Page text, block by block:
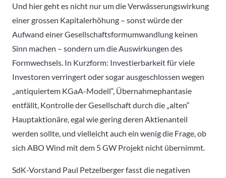
Und hier geht es nicht nur um die Verwässerungswirkung
einer grossen Kapitalerhöhung – sonst würde der
Aufwand einer Gesellschaftsformumwandlung keinen
Sinn machen – sondern um die Auswirkungen des
Formwechsels. In Kurzform: Investierbarkeit für viele
Investoren verringert oder sogar ausgeschlossen wegen
„antiquiertem KGaA-Modell“, Übernahmephantasie
entfällt, Kontrolle der Gesellschaft durch die „alten“
Hauptaktionäre, egal wie gering deren Aktienanteil
werden sollte, und vielleicht auch ein wenig die Frage, ob
sich ABO Wind mit dem 5 GW Projekt nicht übernimmt.
SdK-Vorstand Paul Petzelberger fasst die negativen